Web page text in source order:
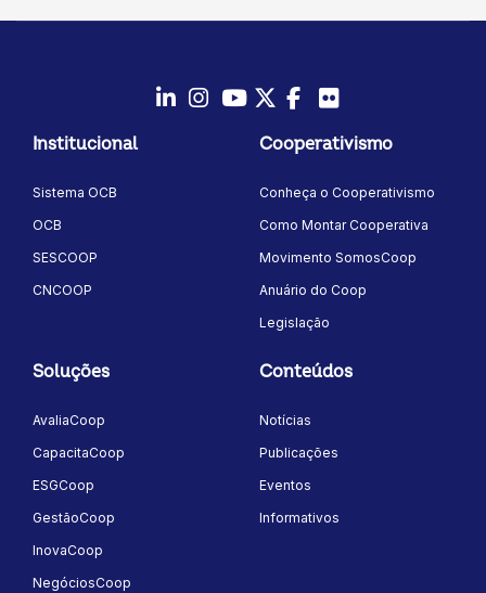
Instagram
YoutubeTwitter/X
Facebook
Institucional
Sistema OCB
OCB
SESCOOP
CNCOOP
Cooperativismo
Conheça o Cooperativismo
Como Montar Cooperativa
Movimento SomosCoop
Anuário do Coop
Legislação
Soluções
AvaliaCoop
CapacitaCoop
ESGCoop
GestãoCoop
InovaCoop
NegóciosCoop
Conteúdos
Notícias
Publicações
Eventos
Informativos